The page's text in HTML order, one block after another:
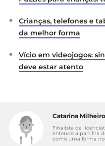
Crianças, telefones e
da melhor forma
Vício em videojogos:
deve estar atento
Catarina Milheiro
Finalista da
entende a partilha
como uma forma